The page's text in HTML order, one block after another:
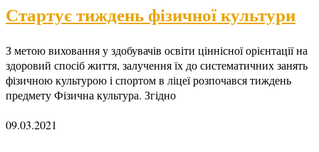
Стартує тиждень фізичної культури
З метою виховання у здобувачів освіти ціннісної орієнтації на
здоровий спосіб життя, залучення їх до систематичних занять
фізичною культурою і спортом в ліцеї розпочався тиждень
предмету Фізична культура. Згідно
09.03.2021